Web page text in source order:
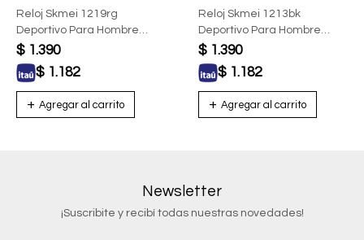
Reloj Skmei 1219rg
Deportivo Para Hombre
Digital Con Esfera Oro Rosa
$ 1.390
$ 1.182
Reloj Skmei 1213bk
Deportivo Para Hombre
Digital Negro
$ 1.390
$ 1.182
Newsletter
¡Suscribite y recibí todas nuestras novedades!